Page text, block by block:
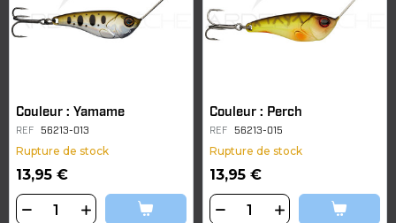
Couleur : Yamame
REF 56213-013
Rupture de stock
13,95 €
Couleur : Perch
REF 56213-015
Rupture de stock
13,95 €